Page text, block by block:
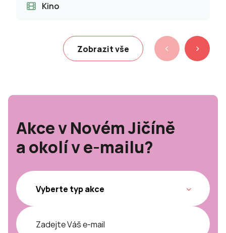
Kino
Zobrazit vše
Akce v Novém Jičíně
a okolí v e-mailu?